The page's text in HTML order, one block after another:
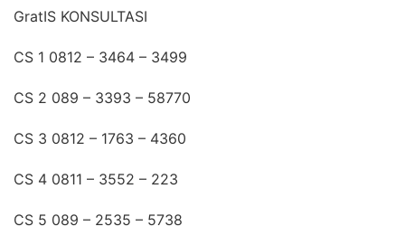
GratIS KONSULTASI
CS 1 0812 – 3464 – 3499
CS 2 089 – 3393 – 58770
CS 3 0812 – 1763 – 4360
CS 4 0811 – 3552 – 223
CS 5 089 – 2535 – 5738